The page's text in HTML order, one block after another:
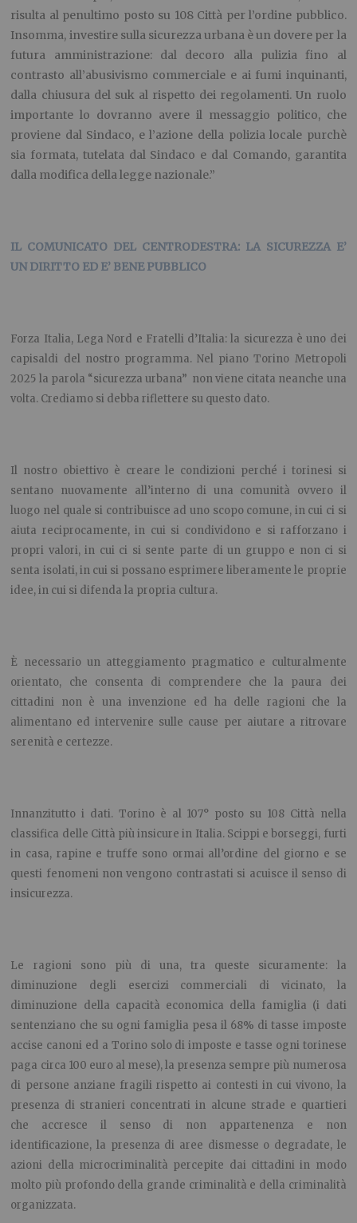
risulta al penultimo posto su 108 Città per l’ordine pubblico.
Insomma, investire sulla sicurezza urbana è un dovere per la
futura amministrazione: dal decoro alla pulizia fino al
contrasto all’abusivismo commerciale e ai fumi inquinanti,
dalla chiusura del suk al rispetto dei regolamenti. Un ruolo
importante lo dovranno avere il messaggio politico, che
proviene dal Sindaco, e l’azione della polizia locale purchè
sia formata, tutelata dal Sindaco e dal Comando, garantita
dalla modifica della legge nazionale.”
IL COMUNICATO DEL CENTRODESTRA: LA SICUREZZA E’
UN DIRITTO ED E’ BENE PUBBLICO
Forza Italia, Lega Nord e Fratelli d’Italia: la sicurezza è uno dei
capisaldi del nostro programma.Nel piano Torino Metropoli
2025 la parola “sicurezza urbana” non viene citata neanche una
volta. Crediamo si debba riflettere su questo dato.
Il nostro obiettivo è creare le condizioni perché i torinesi si
sentano nuovamente all’interno di una comunità ovvero il
luogo nel quale si contribuisce ad uno scopo comune, in cui ci si
aiuta reciprocamente, in cui si condividono e si rafforzano i
propri valori, in cui ci si sente parte di un gruppo e non ci si
senta isolati, in cui si possano esprimere liberamente le proprie
idee, in cui si difenda la propria cultura.
È necessario un atteggiamento pragmatico e culturalmente
orientato, che consenta di comprendere che la paura dei
cittadini non è una invenzione ed ha delle ragioni che la
alimentano ed intervenire sulle cause per aiutare a ritrovare
serenità e certezze.
Innanzitutto i dati. Torino è al 107° posto su 108 Città nella
classifica delle Città più insicure in Italia. Scippi e borseggi, furti
in casa, rapine e truffe sono ormai all’ordine del giorno e se
questi fenomeni non vengono contrastati si acuisce il senso di
insicurezza.
Le ragioni sono più di una, tra queste sicuramente: la
diminuzione degli esercizi commerciali di vicinato, la
diminuzione della capacità economica della famiglia (i dati
sentenziano che su ogni famiglia pesa il 68% di tasse imposte
accise canoni ed a Torino solo di imposte e tasse ogni torinese
paga circa 100 euro al mese), la presenza sempre più numerosa
di persone anziane fragili rispetto ai contesti in cui vivono, la
presenza di stranieri concentrati in alcune strade e quartieri
che accresce il senso di non appartenenza e non
identificazione, la presenza di aree dismesse o degradate, le
azioni della microcriminalità percepite dai cittadini in modo
molto più profondo della grande criminalità e della criminalità
organizzata.